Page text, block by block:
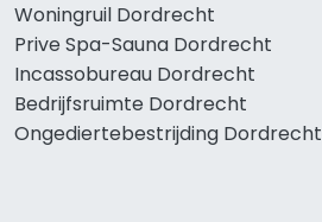
Woningruil Dordrecht
Prive Spa-Sauna Dordrecht
Incassobureau Dordrecht
Bedrijfsruimte Dordrecht
Ongediertebestrijding Dordrecht